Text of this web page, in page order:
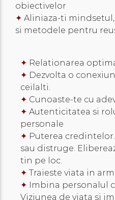
obiectivelor
✦ Aliniaza-ti
si metodele pentru
✦ Relationarea
✦ Dezvolta o
ceilalti.
✦ Cunoaste-te cu
✦ Autenticitatea si
personale
✦ Puterea
sau distruge.
tin pe loc.
✦ Traieste viata in
✦ Imbina personalul
Viziunea de viata si